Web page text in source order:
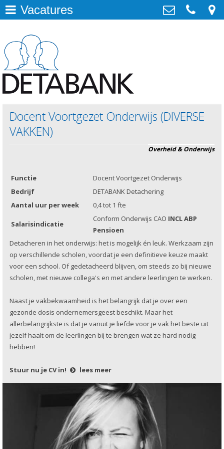
Werving & Selectie
Opdrachtgever >
Kandidaat >
0612768612
Vacatures
Docent Voortgezet Onderwijs (DIVERSE
VAKKEN)
Overheid & Onderwijs
Functie
Docent Voortgezet Onderwijs
Bedrijf
DETABANK Detachering
Aantal uur per week
0,4 tot 1 fte
Salarisindicatie
Conform Onderwijs CAO INCL ABP
Pensioen
Detacheren in het onderwijs: het is mogelijk én leuk. Werkzaam zijn
op verschillende scholen, voordat je een definitieve keuze maakt
voor een school. Of gedetacheerd blijven, om steeds zo bij nieuwe
scholen, met nieuwe collega's en met andere leerlingen te werken.
Naast je vakbekwaamheid is het belangrijk dat je over een
gezonde dosis ondernemersgeest beschikt. Maar het
allerbelangrijkste is dat je vanuit je liefde voor je vak het beste uit
jezelf haalt om de leerlingen bij te brengen wat ze hard nodig
hebben!
Stuur nu je CV in! lees meer